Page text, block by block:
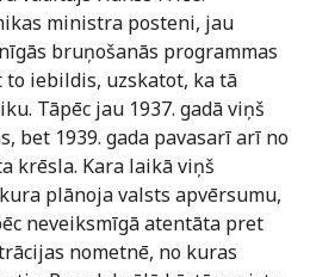
ministra posteni, jau
bruņošanās programmas
iebildis, uzskatot, ka tā
Tāpēc jau 1937. gadā viņš
bet 1939. gada pavasarī arī no
krēsla. Kara laikā viņš
plānoja valsts apvērsumu,
neveiksmīgā atentāta pret
nometnē, no kuras